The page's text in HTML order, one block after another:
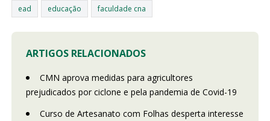
ead educação faculdade cna
ARTIGOS RELACIONADOS
CMN aprova medidas para agricultores
prejudicados por ciclone e pela pandemia de Covid-19
Curso de Artesanato com Folhas desperta interesse